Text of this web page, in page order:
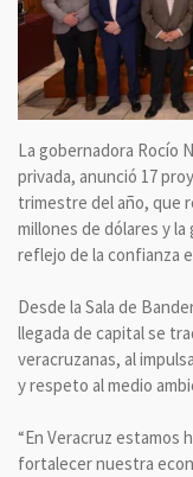
La gobernadora Rocío
privada, anunció 17
trimestre del año, que
millones de dólares y la
reflejo de la confianza
Desde la Sala de
llegada de capital se
veracruzanas, al
y respeto al medio
“En Veracruz estamos
fortalecer nuestra